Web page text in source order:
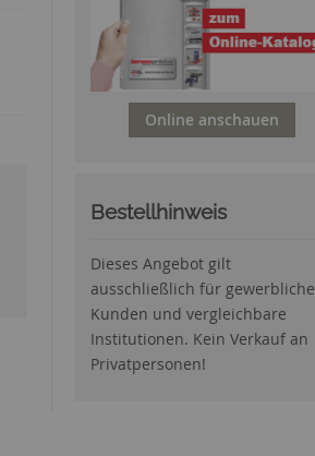
Online anschauen
Bestellhinweis
Dieses Angebot gilt
ausschließlich für gewerbliche
Kunden und vergleichbare
Institutionen. Kein Verkauf an
Privatpersonen!